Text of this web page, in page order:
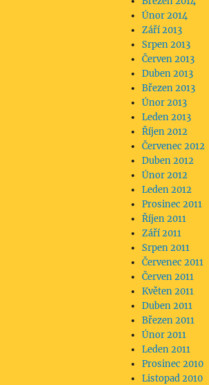
Únor 2014
Září 2013
Srpen 2013
Červen 2013
Duben 2013
Březen 2013
Únor 2013
Leden 2013
Říjen 2012
Červenec 2012
Duben 2012
Únor 2012
Leden 2012
Prosinec 2011
Říjen 2011
Září 2011
Srpen 2011
Červenec 2011
Červen 2011
Květen 2011
Duben 2011
Březen 2011
Únor 2011
Leden 2011
Prosinec 2010
Listopad 2010